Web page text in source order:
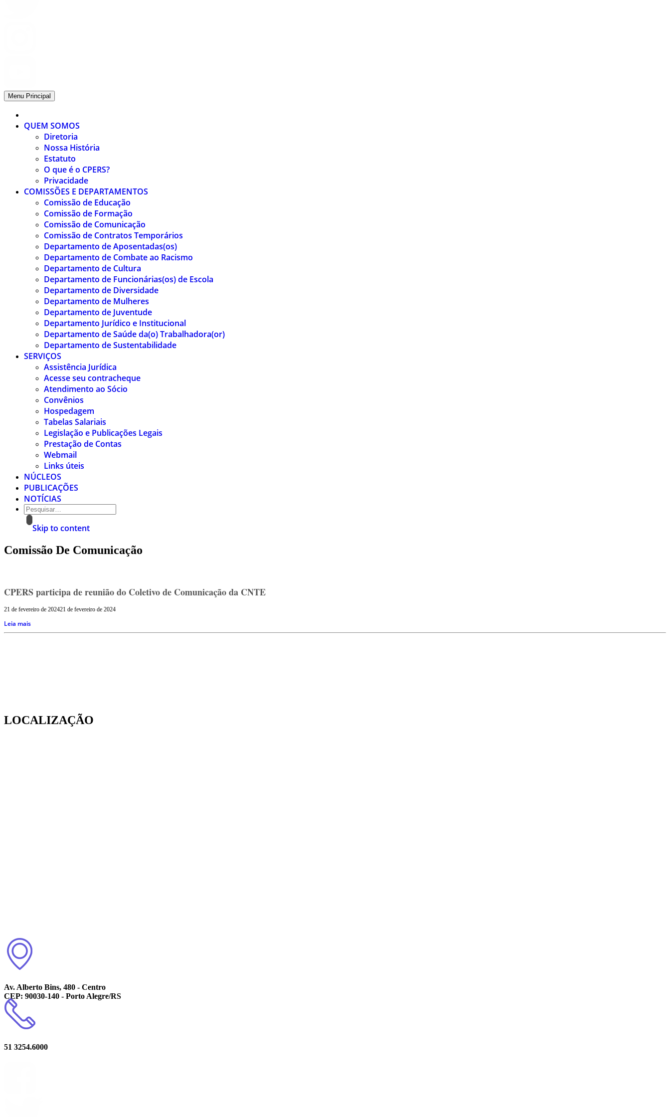
Menu Principal
QUEM SOMOS
Diretoria
Nossa História
Estatuto
O que é o CPERS?
Privacidade
COMISSÕES E DEPARTAMENTOS
Comissão de Educação
Comissão de Formação
Comissão de Comunicação
Comissão de Contratos Temporários
Departamento de Aposentadas(os)
Departamento de Combate ao Racismo
Departamento de Cultura
Departamento de Funcionárias(os) de Escola
Departamento de Diversidade
Departamento de Mulheres
Departamento de Juventude
Departamento Jurídico e Institucional
Departamento de Saúde da(o) Trabalhadora(or)
Departamento de Sustentabilidade
SERVIÇOS
Assistência Jurídica
Acesse seu contracheque
Atendimento ao Sócio
Convênios
Hospedagem
Tabelas Salariais
Legislação e Publicações Legais
Prestação de Contas
Webmail
Links úteis
NÚCLEOS
PUBLICAÇÕES
NOTÍCIAS
Skip to content
Comissão De Comunicação
CPERS participa de reunião do Coletivo de Comunicação da CNTE
21 de fevereiro de 202421 de fevereiro de 2024
Leia mais
LOCALIZAÇÃO
Av. Alberto Bins, 480 - Centro
CEP: 90030-140 - Porto Alegre/RS
51 3254.6000